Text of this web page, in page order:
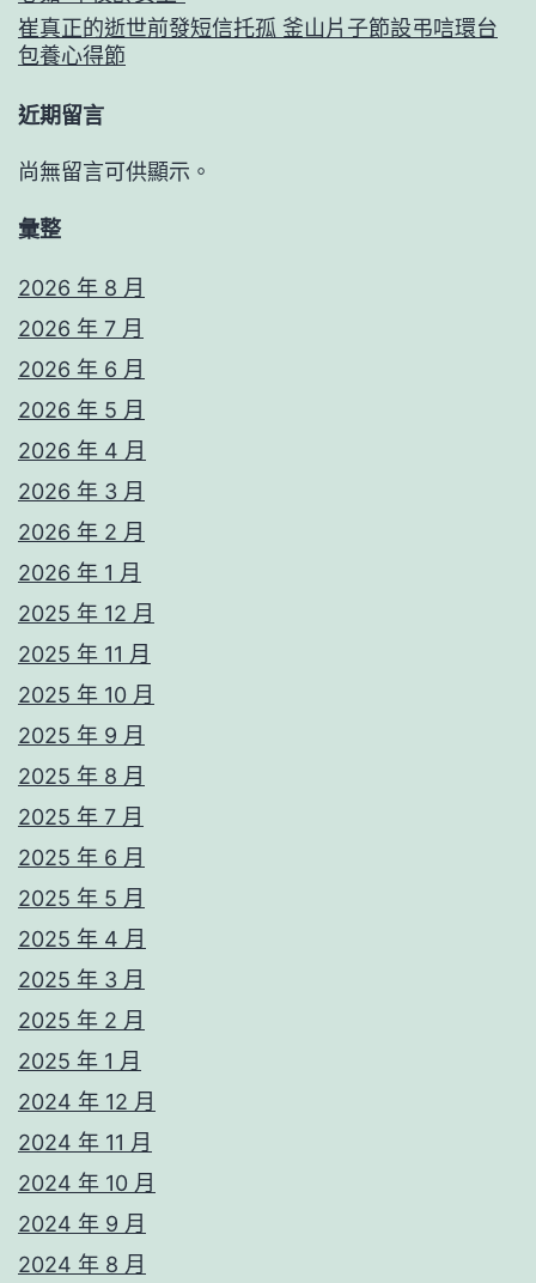
崔真正的逝世前發短信托孤 釜山片子節設弔唁環台
包養心得節
近期留言
尚無留言可供顯示。
彙整
2026 年 8 月
2026 年 7 月
2026 年 6 月
2026 年 5 月
2026 年 4 月
2026 年 3 月
2026 年 2 月
2026 年 1 月
2025 年 12 月
2025 年 11 月
2025 年 10 月
2025 年 9 月
2025 年 8 月
2025 年 7 月
2025 年 6 月
2025 年 5 月
2025 年 4 月
2025 年 3 月
2025 年 2 月
2025 年 1 月
2024 年 12 月
2024 年 11 月
2024 年 10 月
2024 年 9 月
2024 年 8 月